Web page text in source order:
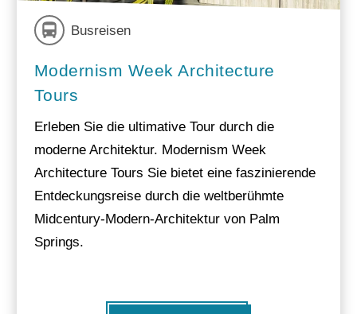
Busreisen
Modernism Week Architecture
Tours
Erleben Sie die ultimative Tour durch die
moderne Architektur. Modernism Week
Architecture Tours Sie bietet eine faszinierende
Entdeckungsreise durch die weltberühmte
Midcentury-Modern-Architektur von Palm
Springs.